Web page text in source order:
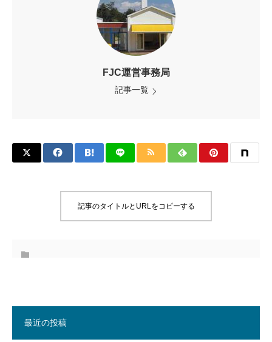
FJC運営事務局
記事一覧
記事のタイトルとURLをコピーする
最近の投稿